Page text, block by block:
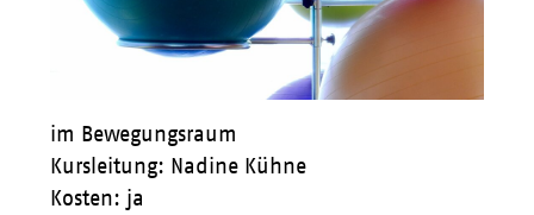
im Bewegungsraum
Kursleitung: Nadine Kühne
Kosten: ja